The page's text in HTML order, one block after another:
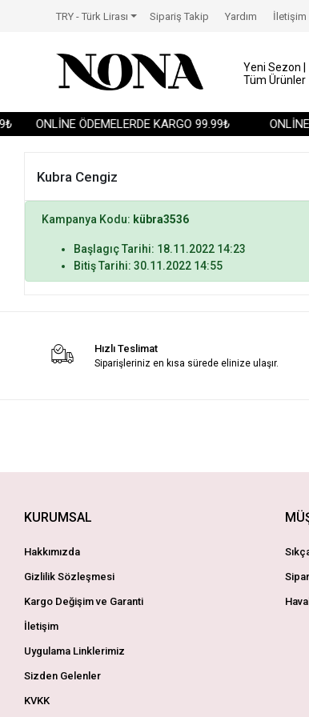
ONLİNE ÖDEMELERDE KARGO 99.99₺
TRY - Türk Lirası Sipariş Takip Yardım İletişim
Yeni Sezon |
Tüm Ürünler
Kubra Cengiz
Kampanya Kodu: kübra3536
Başlagıç Tarihi: 18.11.2022 14:23
Bitiş Tarihi: 30.11.2022 14:55
Hızlı Teslimat
Siparişleriniz en kısa sürede elinize ulaşır.
KURUMSAL
Hakkımızda
Gizlilik Sözleşmesi
Kargo Değişim ve Garanti
İletişim
Uygulama Linklerimiz
Sizden Gelenler
KVKK